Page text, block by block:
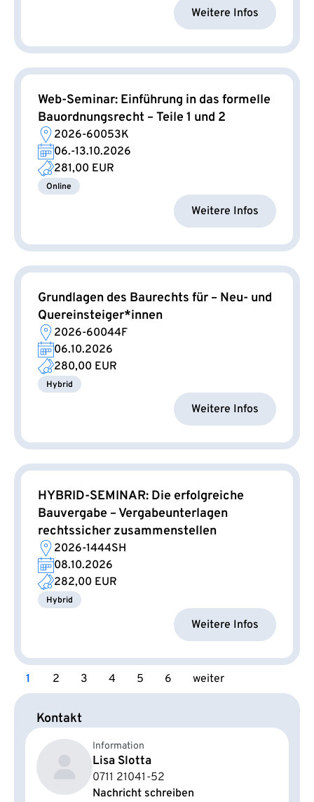
Weitere Infos
Web-Seminar: Einführung in das formelle
Bauordnungsrecht – Teile 1 und 2
2026-60053K
06.-13.10.2026
281,00 EUR
Online
Weitere Infos
Grundlagen des Baurechts für – Neu- und
Quereinsteiger*innen
2026-60044F
06.10.2026
280,00 EUR
Hybrid
Weitere Infos
HYBRID-SEMINAR: Die erfolgreiche
Bauvergabe – Vergabeunterlagen
rechtssicher zusammenstellen
2026-1444SH
08.10.2026
282,00 EUR
Hybrid
Weitere Infos
1 2 3 4 5 6 weiter
Kontakt
Information
Lisa Slotta
0711 21041-52
Nachricht schreiben